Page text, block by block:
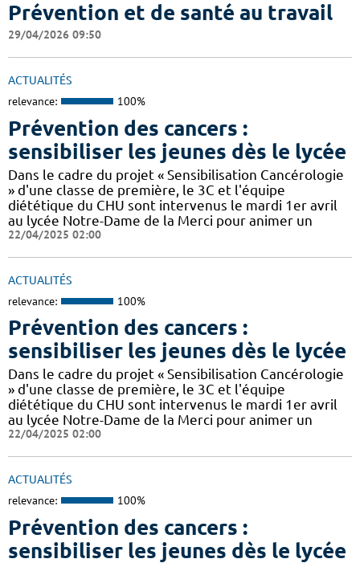
Prévention et de santé au travail
29/04/2026 09:50
ACTUALITÉS
relevance: 100%
Prévention des cancers :
sensibiliser les jeunes dès le lycée
Dans le cadre du projet « Sensibilisation Cancérologie
» d'une classe de première, le 3C et l'équipe
diététique du CHU sont intervenus le mardi 1er avril
au lycée Notre-Dame de la Merci pour animer un
22/04/2025 02:00
ACTUALITÉS
relevance: 100%
Prévention des cancers :
sensibiliser les jeunes dès le lycée
Dans le cadre du projet « Sensibilisation Cancérologie
» d'une classe de première, le 3C et l'équipe
diététique du CHU sont intervenus le mardi 1er avril
au lycée Notre-Dame de la Merci pour animer un
22/04/2025 02:00
ACTUALITÉS
relevance: 100%
Prévention des cancers :
sensibiliser les jeunes dès le lycée